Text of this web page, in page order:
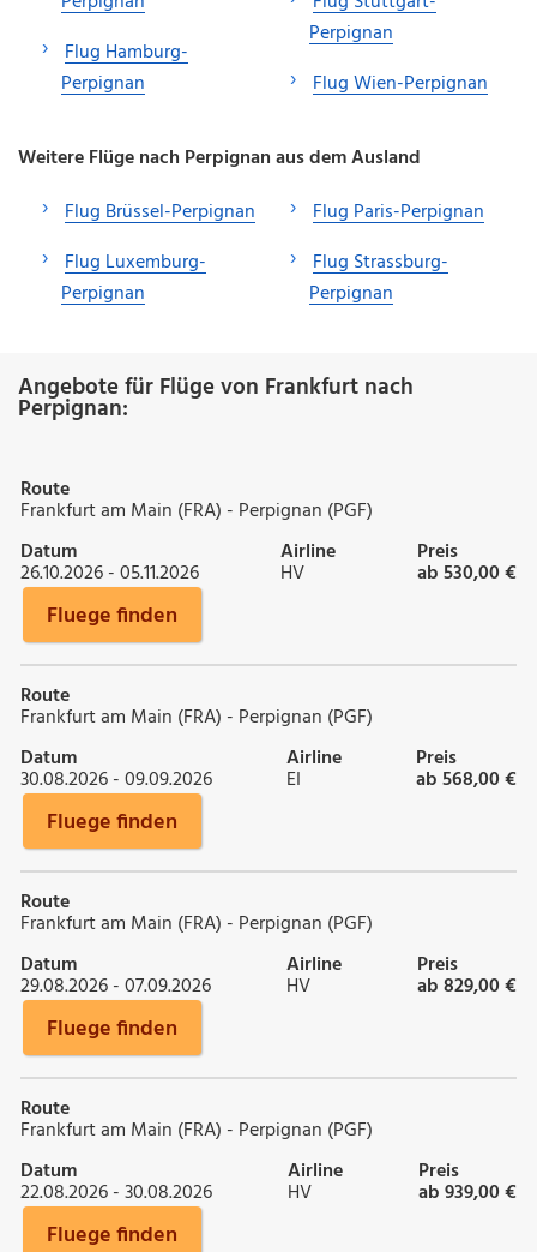
Flug Hamburg-
Perpignan
Perpignan
Flug Wien-Perpignan
Weitere Flüge nach Perpignan aus dem Ausland
Flug Brüssel-Perpignan
Flug Luxemburg-
Perpignan
Flug Paris-Perpignan
Flug Strassburg-
Perpignan
Angebote für Flüge von Frankfurt nach
Perpignan:
Route
Frankfurt am Main (FRA) - Perpignan (PGF)
Datum
26.10.2026 - 05.11.2026
Airline
HV
Preis
ab 530,00 €
Fluege finden
Route
Frankfurt am Main (FRA) - Perpignan (PGF)
Datum
30.08.2026 - 09.09.2026
Airline
EI
Preis
ab 568,00 €
Fluege finden
Route
Frankfurt am Main (FRA) - Perpignan (PGF)
Datum
29.08.2026 - 07.09.2026
Airline
HV
Preis
ab 829,00 €
Fluege finden
Route
Frankfurt am Main (FRA) - Perpignan (PGF)
Datum
22.08.2026 - 30.08.2026
Airline
HV
Preis
ab 939,00 €
Fluege finden